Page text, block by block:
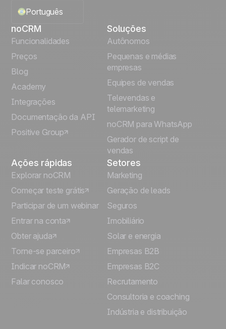
Português
English
Français
Español
Italiano
Deutsch
noCRM
Funcionalidades
Preços
Blog
Academy
Integrações
Documentação da API
Positive Group
Soluções
Autônomos
Pequenas e médias
empresas
Equipes de vendas
Televendas e
telemarketing
noCRM para WhatsApp
Gerador de script de
vendas
Ações rápidas
Explorar noCRM
Começar teste grátis
Participar de um webinar
Entrar na conta
Obter ajuda
Torne-se parceiro
Indicar noCRM
Falar conosco
Setores
Marketing
Geração de leads
Seguros
Imobiliário
Solar e energia
Empresas B2B
Empresas B2C
Recrutamento
Consultoria e coaching
Indústria e distribuição